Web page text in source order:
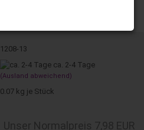
1208-13
ca. 2-4 Tage
(Ausland abweichend)
0.07 kg je Stück